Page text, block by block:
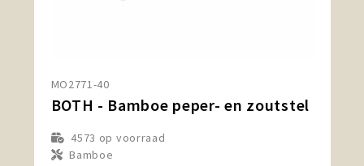
MO2771-40
BOTH - Bamboe peper- en zoutstel
4573 op voorraad
Bamboe